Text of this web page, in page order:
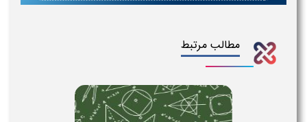
مطالب مرتبط